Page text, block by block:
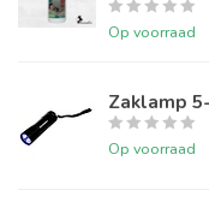
Op voorraad
Zaklamp
Op voorraad